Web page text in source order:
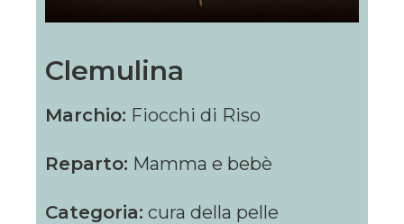
Clemulina
Marchio: Fiocchi di Riso
Reparto: Mamma e bebè
Categoria: cura della pelle